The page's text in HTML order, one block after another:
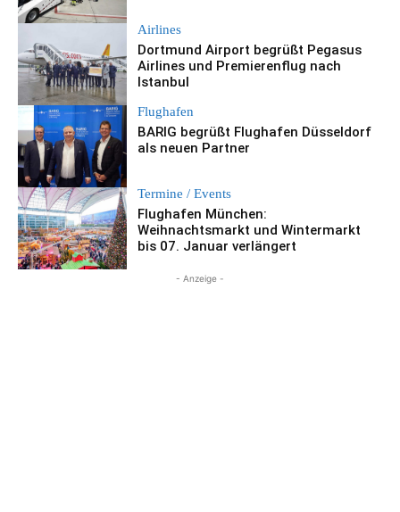
Airlines
Dortmund Airport begrüßt Pegasus
Airlines und Premierenflug nach
Istanbul
Flughafen
BARIG begrüßt Flughafen Düsseldorf
als neuen Partner
Termine / Events
Flughafen München:
Weihnachtsmarkt und Wintermarkt
bis 07. Januar verlängert
- Anzeige -